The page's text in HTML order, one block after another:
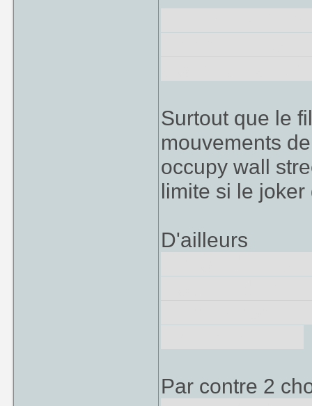
Surtout que le
mouvements
occupy wall
limite si le
D'ailleurs
Par contre 2